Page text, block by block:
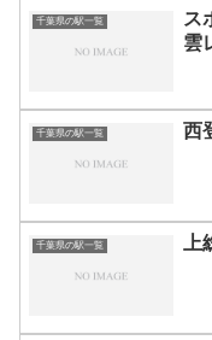
千葉県の駅一覧
ス
雲
千葉県の駅一覧 西
千葉県の駅一覧